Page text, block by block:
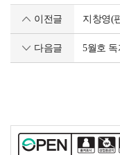
이전글 지창영(
다음글 5월호